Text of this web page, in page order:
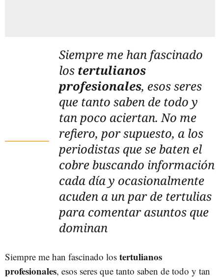
Siempre me han fascinado
los tertulianos
profesionales, esos seres
que tanto saben de todo y
tan poco aciertan. No me
refiero, por supuesto, a los
periodistas que se baten el
cobre buscando información
cada día y ocasionalmente
acuden a un par de tertulias
para comentar asuntos que
dominan
Siempre me han fascinado los tertulianos
profesionales, esos seres que tanto saben de todo y tan